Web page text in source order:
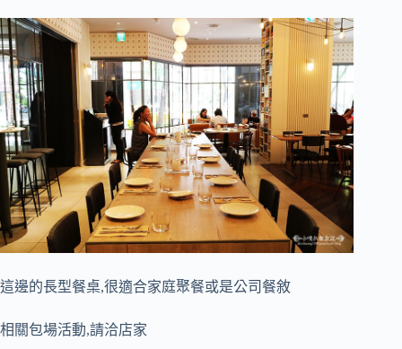
這邊的長型餐桌,很適合家庭聚餐或是公司餐敘
相關包場活動,請洽店家